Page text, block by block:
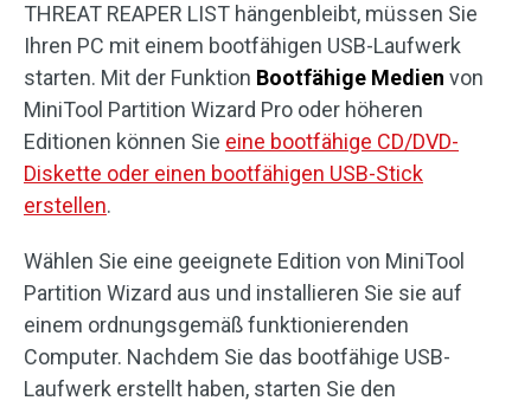
THREAT REAPER LIST hängenbleibt, müssen Sie
Ihren PC mit einem bootfähigen USB-Laufwerk
starten. Mit der Funktion Bootfähige Medien von
MiniTool Partition Wizard Pro oder höheren
Editionen können Sie eine bootfähige CD/DVD-
Diskette oder einen bootfähigen USB-Stick
erstellen.
Wählen Sie eine geeignete Edition von MiniTool
Partition Wizard aus und installieren Sie sie auf
einem ordnungsgemäß funktionierenden
Computer. Nachdem Sie das bootfähige USB-
Laufwerk erstellt haben, starten Sie den